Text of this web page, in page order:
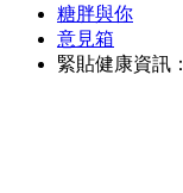
糖胖與你
意見箱
緊貼健康資訊：